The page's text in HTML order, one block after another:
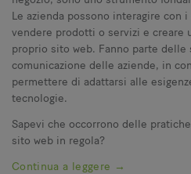
Le azienda possono interagire con
vendere prodotti o servizi e creare
proprio sito web. Fanno parte
comunicazione delle aziende, in
permettere di adattarsi alle
tecnologie.
Sapevi che occorrono delle
sito web in regola?
Continua a leggere →